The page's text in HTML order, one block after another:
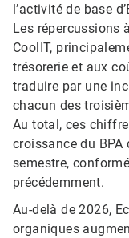
l’activité de base
Les répercussions
CoolIT,
trésorerie et aux
traduire par une
chacun des
Au total, ces
croissance du BPA
semestre,
précédemment.
Au-delà de 2026,
organiques